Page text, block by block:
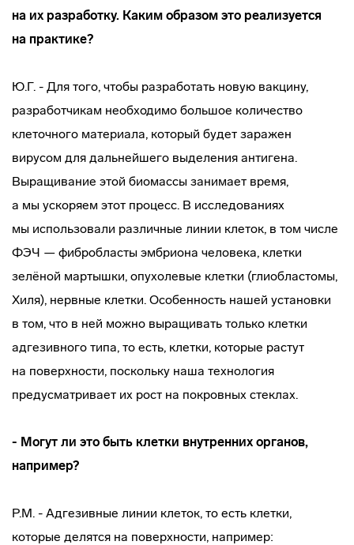
на их разработку. Каким образом это реализуется
на практике?
Ю.Г. - Для того, чтобы разработать новую вакцину,
разработчикам необходимо большое количество
клеточного материала, который будет заражен
вирусом для дальнейшего выделения антигена.
Выращивание этой биомассы занимает время,
а мы ускоряем этот процесс. В исследованиях
мы использовали различные линии клеток, в том числе
ФЭЧ — фибробласты эмбриона человека, клетки
зелёной мартышки, опухолевые клетки (глиобластомы,
Хиля), нервные клетки. Особенность нашей установки
в том, что в ней можно выращивать только клетки
адгезивного типа, то есть, клетки, которые растут
на поверхности, поскольку наша технология
предусматривает их рост на покровных стеклах.
- Могут ли это быть клетки внутренних органов,
например?
Р.М. - Адгезивные линии клеток, то есть клетки,
которые делятся на поверхности, например: